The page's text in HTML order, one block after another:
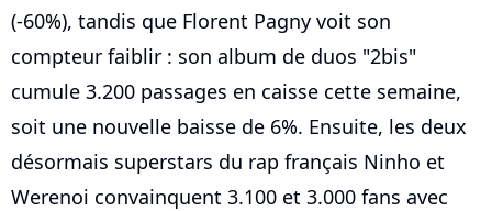
(-60%), tandis que Florent Pagny voit son
compteur faiblir : son album de duos "2bis"
cumule 3.200 passages en caisse cette semaine,
soit une nouvelle baisse de 6%. Ensuite, les deux
désormais superstars du rap français Ninho et
Werenoi convainquent 3.100 et 3.000 fans avec